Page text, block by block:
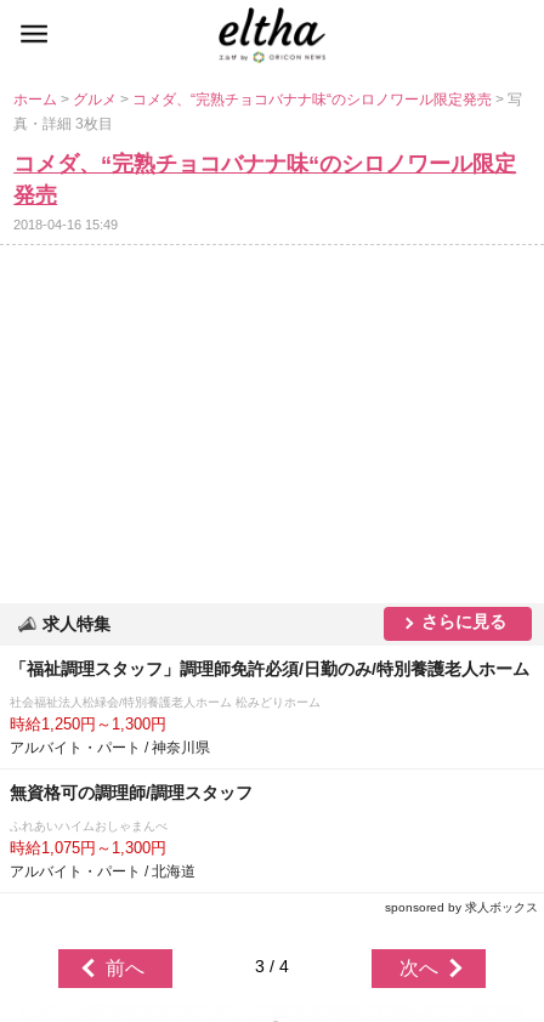
ホーム> グルメ> コメダ、“完熟チョコバナナ味“のシロノワール限定発売> 写
真・詳細 3枚目
コメダ、“完熟チョコバナナ味“のシロノワール限定
発売
2018-04-16 15:49
求人特集 さらに見る
「福祉調理スタッフ」調理師免許必須/日勤のみ/特別養護老人ホーム
社会福祉法人松緑会/特別養護老人ホーム 松みどりホーム
時給1,250円～1,300円
アルバイト・パート / 神奈川県
無資格可の調理師/調理スタッフ
ふれあいハイムおしゃまんべ
時給1,075円～1,300円
アルバイト・パート / 北海道
sponsored by 求人ボックス
前へ 3 / 4 次へ